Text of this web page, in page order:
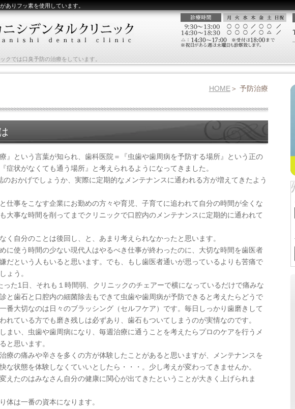
ありフッ素を使用しています。
クでは口臭予防の治療をしています。
HOME
予防治療
』という言葉が知られ、歯科医院＝『虫歯や歯周病を予防する場所』という正の
症状がなくても通う場所』と考えられるようになってきました。
のおかげでしょうか、実際に定期的なメンテナンスに通われる方が増えてきたよう
仕事をこなす企業にお勤めの方々や育児、子育てに追われて自分の時間が全くな
大事な時間を削ってまでクリニックで口腔内のメンテナンスに定期的に通われて
く自分のことは後回し、と、あまり考えられなかったと思います。
に使う時間の少ない現代人はやるべき仕事が終わったのに、大切な時間を歯医者
だという人もいると思います。でも、もし歯医者通いが思っているよりも苦痛で
ょう。
った1日、それも１時間弱、クリニックのチェアーで横になっているだけで痛みな
と歯石と口腔内の細菌除去もできて虫歯や歯周病が予防できると考えたらどうで
番大切なのは日々のブラッシング（セルフケア）です。毎日しっかり歯磨きして
れている方でも磨き残しは必ずあり、歯石もついてしまうのが実情なのです。
まい、虫歯や歯周病になり、毎週治療に通うことを考えたらプロのケアを行うメ
と思います。
療の痛みや辛さを多くの方が体験したことがあると思いますが、メンテナンスを
な状態を体験しなくていいとしたら・・・。少し考えが変わってきませんか。
えたのはみなさん自分の健康に関心が出てきたということが大きく上げられま
体は一番の資本になります。